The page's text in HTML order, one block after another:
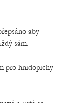
aby
sám.
pro hnidopichy